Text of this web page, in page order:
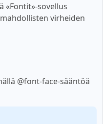
«Fontit»-sovellus
virheiden
@font-face-sääntöä